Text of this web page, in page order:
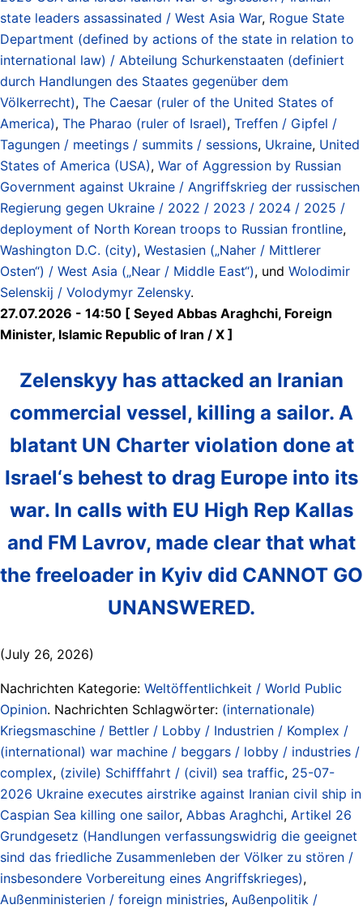
state leaders assassinated / West Asia War, Rogue State
Department (defined by actions of the state in relation to
international law) / Abteilung Schurkenstaaten (definiert
durch Handlungen des Staates gegenüber dem
Völkerrecht), The Caesar (ruler of the United States of
America), The Pharao (ruler of Israel), Treffen / Gipfel /
Tagungen / meetings / summits / sessions, Ukraine, United
States of America (USA), War of Aggression by Russian
Government against Ukraine / Angriffskrieg der russischen
Regierung gegen Ukraine / 2022 / 2023 / 2024 / 2025 /
deployment of North Korean troops to Russian frontline,
Washington D.C. (city), Westasien („Naher / Mittlerer
Osten“) / West Asia („Near / Middle East“), und Wolodimir
Selenskij / Volodymyr Zelensky.
27.07.2026 - 14:50 [ Seyed Abbas Araghchi, Foreign
Minister, Islamic Republic of Iran / X ]
Zelenskyy has attacked an Iranian
commercial vessel, killing a sailor. A
blatant UN Charter violation done at
Israel‘s behest to drag Europe into its
war. In calls with EU High Rep Kallas
and FM Lavrov, made clear that what
the freeloader in Kyiv did CANNOT GO
UNANSWERED.
(July 26, 2026)
Nachrichten Kategorie: Weltöffentlichkeit / World Public
Opinion. Nachrichten Schlagwörter: (internationale)
Kriegsmaschine / Bettler / Lobby / Industrien / Komplex /
(international) war machine / beggars / lobby / industries /
complex, (zivile) Schifffahrt / (civil) sea traffic, 25-07-
2026 Ukraine executes airstrike against Iranian civil ship in
Caspian Sea killing one sailor, Abbas Araghchi, Artikel 26
Grundgesetz (Handlungen verfassungswidrig die geeignet
sind das friedliche Zusammenleben der Völker zu stören /
insbesondere Vorbereitung eines Angriffskrieges),
Außenministerien / foreign ministries, Außenpolitik /